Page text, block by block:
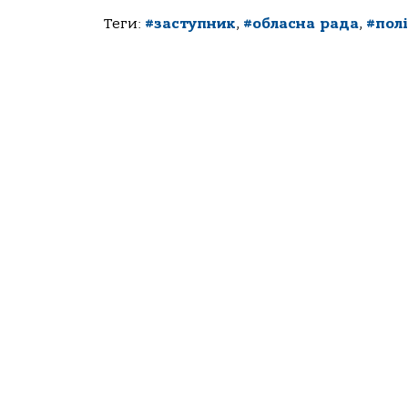
Теги: #заступник, #обласна рада,